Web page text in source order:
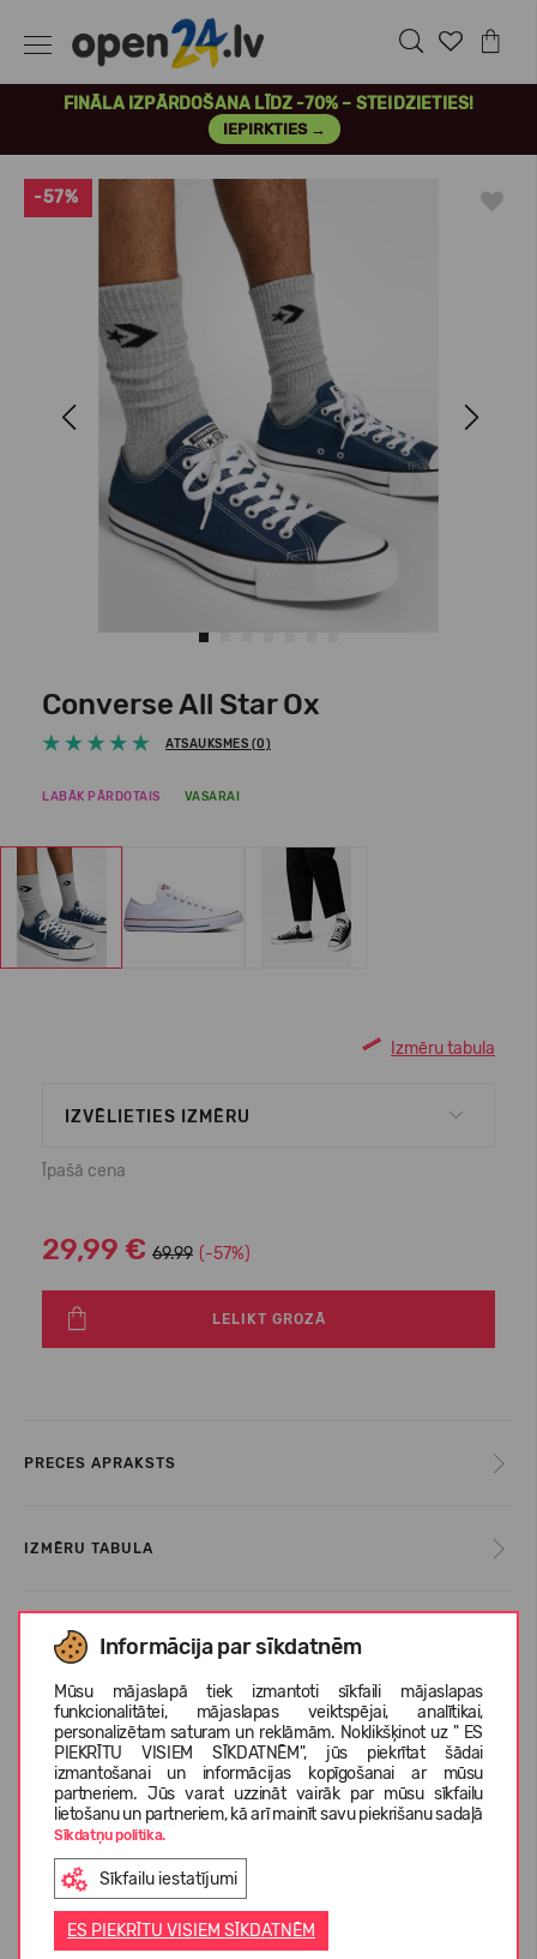
FINĀLA IZPĀRDOŠANA LĪDZ -70% – STEIDZIETIES!
IEPIRKTIES →
Informācija par sīkdatnēm
Mūsu mājaslapā tiek izmantoti sīkfaili mājaslapas
funkcionalitātei, mājaslapas veiktspējai, analītikai,
personalizētam saturam un reklāmām. Noklikšķinot uz " ES
PIEKRĪTU VISIEM SĪKDATNĒM", jūs piekrītat šādai
izmantošanai un informācijas kopīgošanai ar mūsu
partneriem. Jūs varat uzzināt vairāk par mūsu sīkfailu
lietošanu un partneriem, kā arī mainīt savu piekrišanu sadaļā
Sīkdatņu politika.
Sīkfailu iestatījumi
ES PIEKRĪTU VISIEM SĪKDATNĒM
Previous Next
-57%
Converse All Star Ox
ATSAUKSMES (0)
LABĀK PĀRDOTAIS VASARAI
Izmēru tabula
IZVĒLIETIES IZMĒRU
Īpašā cena
29,99 € 69.99 (-57%)
LELIKT GROZĀ
PRECES APRAKSTS
IZMĒRU TABULA
KOPŠANAS INSTRUKCIJA
PAR CONVERSE
KLIENTU ATSAUKSMES (0)
Līdzīgas preces